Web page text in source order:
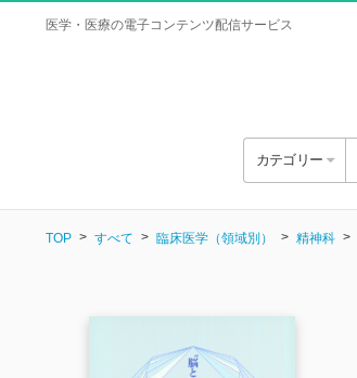
医学・医療の電子コンテンツ配信サービス
カテゴリー
TOP すべて 臨床医学（領域別） 精神科